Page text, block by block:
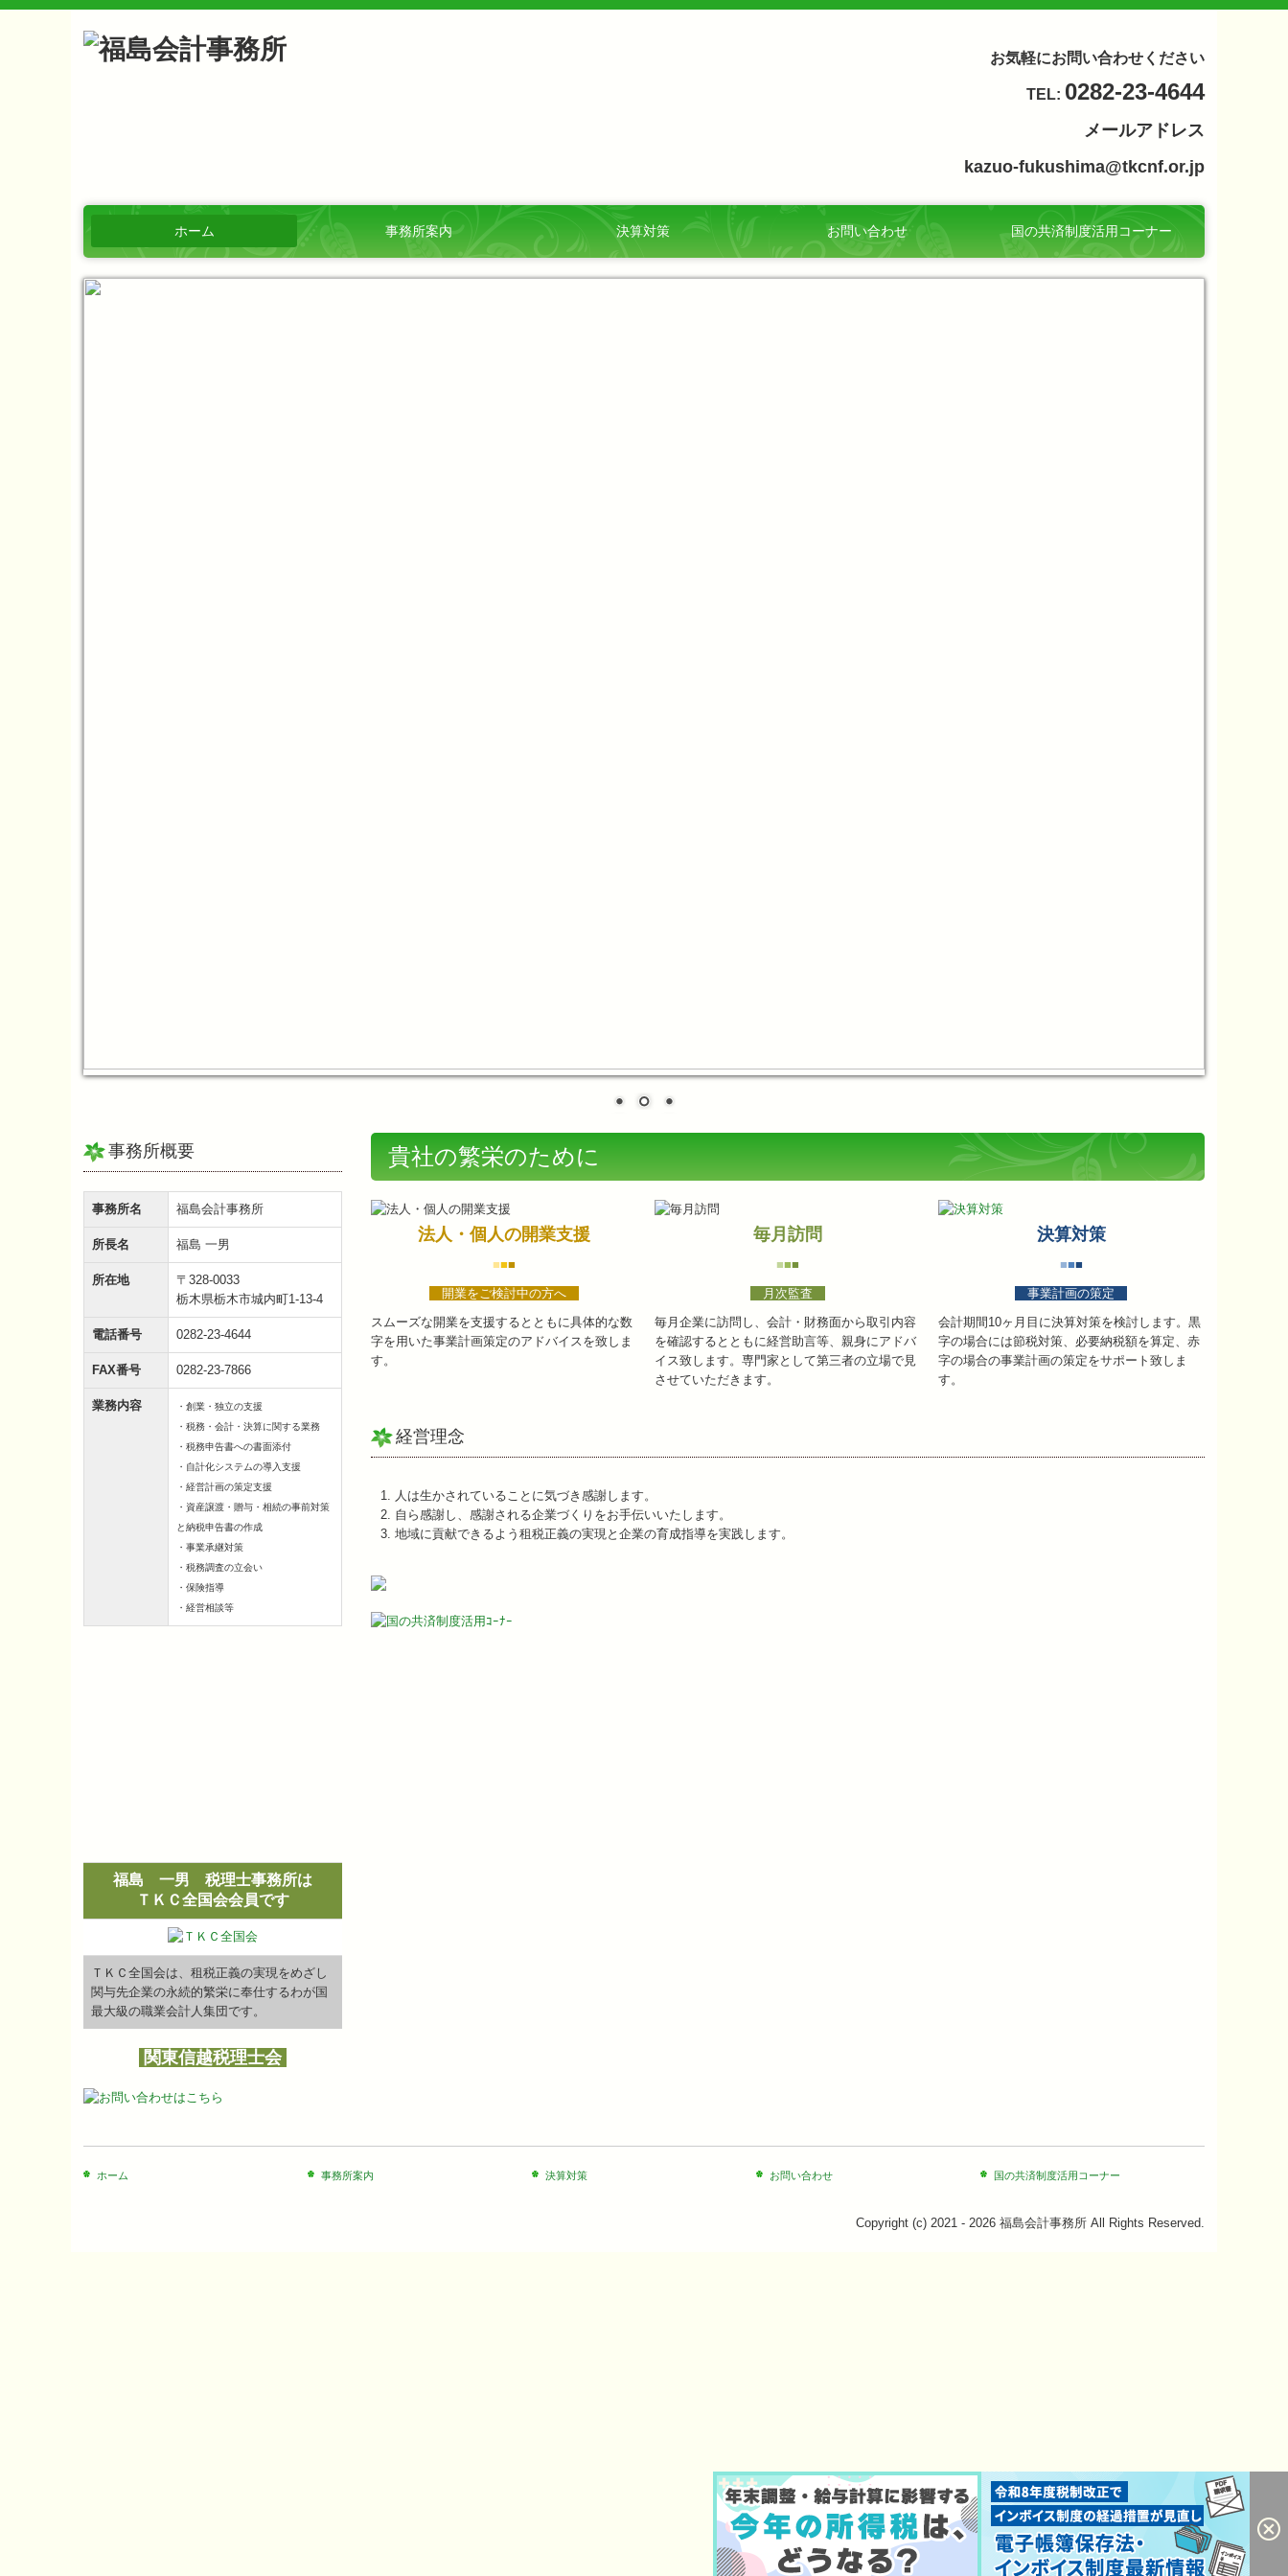
お気軽にお問い合わせください
TEL: 0282-23-4644
メールアドレス
kazuo-fukushima@tkcnf.or.jp
ホーム 事務所案内 決算対策 お問い合わせ 国の共済制度活用コーナー
事務所概要
事務所名 福島会計事務所
所長名 福島 一男
所在地
〒328-0033
栃木県栃木市城内町1-13-4
電話番号 0282-23-4644
FAX番号 0282-23-7866
業務内容
・創業・独立の支援
・税務・会計・決算に関する業務
・税務申告書への書面添付
・自計化システムの導入支援
・経営計画の策定支援
・資産譲渡・贈与・相続の事前対策
と納税申告書の作成
・事業承継対策
・税務調査の立会い
・保険指導
・経営相談等
福島 一男 税理士事務所は
ＴＫＣ全国会会員です
ＴＫＣ全国会は、租税正義の実現をめざし
関与先企業の永続的繁栄に奉仕するわが国
最大級の職業会計人集団です。
関東信越税理士会
貴社の繁栄のために
法人・個人の開業支援
■■■
開業をご検討中の方へ
スムーズな開業を支援するとともに具体的な数
字を用いた事業計画策定のアドバイスを致しま
す。
毎月訪問
■■■
月次監査
毎月企業に訪問し、会計・財務面から取引内容
を確認するとともに経営助言等、親身にアドバ
イス致します。専門家として第三者の立場で見
させていただきます。
決算対策
■■■
事業計画の策定
会計期間10ヶ月目に決算対策を検討します。黒
字の場合には節税対策、必要納税額を算定、赤
字の場合の事業計画の策定をサポート致しま
す。
経営理念
人は生かされていることに気づき感謝します。
自ら感謝し、感謝される企業づくりをお手伝いいたします。
地域に貢献できるよう租税正義の実現と企業の育成指導を実践します。
ホーム 事務所案内 決算対策 お問い合わせ 国の共済制度活用コーナー
Copyright (c) 2021 - 2026 福島会計事務所 All Rights Reserved.